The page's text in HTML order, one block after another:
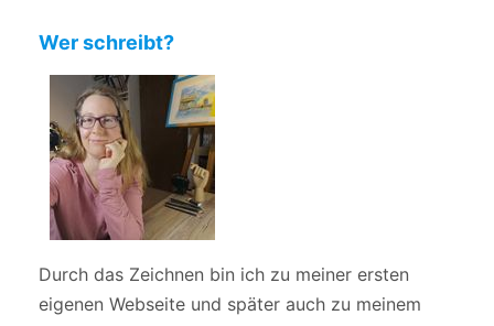
Wer schreibt?
Durch das Zeichnen bin ich zu meiner ersten
eigenen Webseite und später auch zu meinem